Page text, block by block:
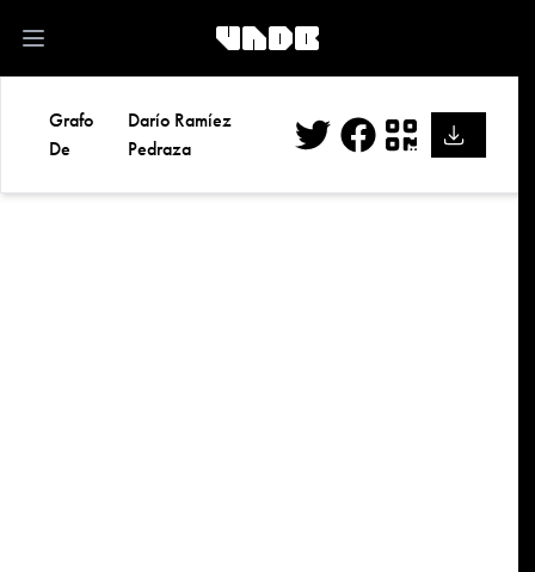
Open main menu
Grafo
De
Darío Ramíez
Pedraza
Facebook
QR